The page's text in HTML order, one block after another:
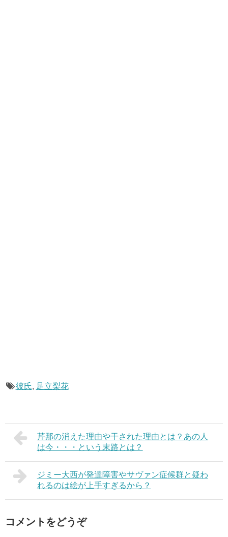
彼氏, 足立梨花
芹那の消えた理由や干された理由とは？あの人
は今・・・という末路とは？
ジミー大西が発達障害やサヴァン症候群と疑わ
れるのは絵が上手すぎるから？
コメントをどうぞ